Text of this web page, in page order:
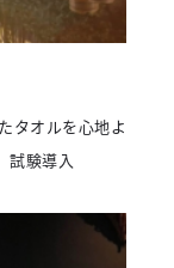
タオルを心地よ
試験導入